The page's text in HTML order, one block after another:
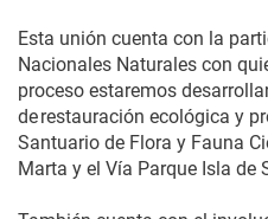
Esta unión cuenta con la
Nacionales Naturales con
proceso estaremos
de restauración ecológica y
Santuario de Flora y Fauna
Marta y el Vía Parque Isla de